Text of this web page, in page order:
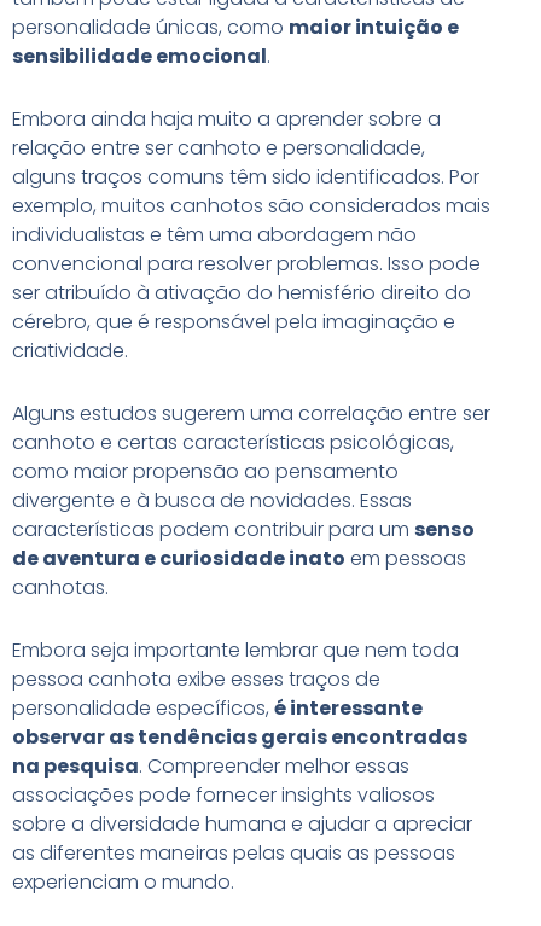
personalidade únicas, como maior intuição e
sensibilidade emocional.
Embora ainda haja muito a aprender sobre a
relação entre ser canhoto e personalidade,
alguns traços comuns têm sido identificados. Por
exemplo, muitos canhotos são considerados mais
individualistas e têm uma abordagem não
convencional para resolver problemas. Isso pode
ser atribuído à ativação do hemisfério direito do
cérebro, que é responsável pela imaginação e
criatividade.
Alguns estudos sugerem uma correlação entre ser
canhoto e certas características psicológicas,
como maior propensão ao pensamento
divergente e à busca de novidades. Essas
características podem contribuir para um senso
de aventura e curiosidade inato em pessoas
canhotas.
Embora seja importante lembrar que nem toda
pessoa canhota exibe esses traços de
personalidade específicos, é interessante
observar as tendências gerais encontradas
na pesquisa. Compreender melhor essas
associações pode fornecer insights valiosos
sobre a diversidade humana e ajudar a apreciar
as diferentes maneiras pelas quais as pessoas
experienciam o mundo.